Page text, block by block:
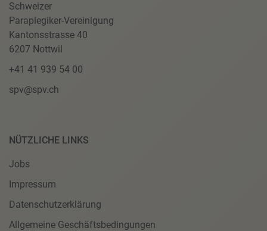
Schweizer
Paraplegiker-Vereinigung
Kantonsstrasse 40
6207 Nottwil
+41 41 939 54 00
spv@spv.ch
NÜTZLICHE LINKS
Jobs
Impressum
Datenschutzerklärung
Allgemeine Geschäftsbedingungen